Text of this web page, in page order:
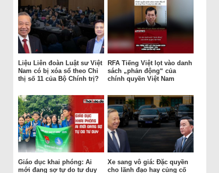
Liệu Liên đoàn Luật sư Việt
Nam có bị xóa sổ theo Chỉ
thị số 11 của Bộ Chính trị?
RFA Tiếng Việt lọt vào danh
sách „phản động“ của
chính quyền Việt Nam
Giáo dục khai phóng: Ai
mới đang sợ tự do tư duy
Xe sang vô giá: Đặc quyền
cho lãnh đạo hay củng cố